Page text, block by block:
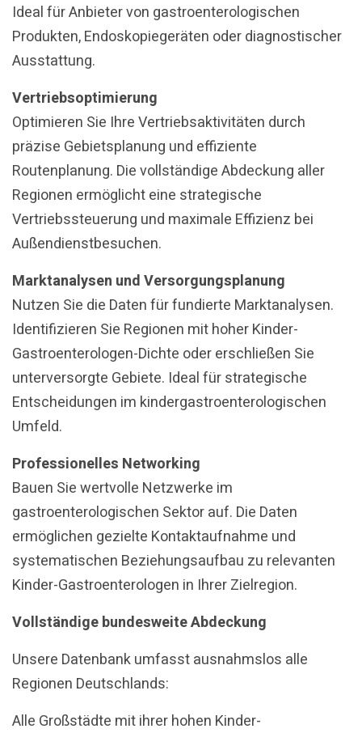
Ideal für Anbieter von gastroenterologischen
Produkten, Endoskopiegeräten oder diagnostischer
Ausstattung.
Vertriebsoptimierung
Optimieren Sie Ihre Vertriebsaktivitäten durch
präzise Gebietsplanung und effiziente
Routenplanung. Die vollständige Abdeckung aller
Regionen ermöglicht eine strategische
Vertriebssteuerung und maximale Effizienz bei
Außendienstbesuchen.
Marktanalysen und Versorgungsplanung
Nutzen Sie die Daten für fundierte Marktanalysen.
Identifizieren Sie Regionen mit hoher Kinder-
Gastroenterologen-Dichte oder erschließen Sie
unterversorgte Gebiete. Ideal für strategische
Entscheidungen im kindergastroenterologischen
Umfeld.
Professionelles Networking
Bauen Sie wertvolle Netzwerke im
gastroenterologischen Sektor auf. Die Daten
ermöglichen gezielte Kontaktaufnahme und
systematischen Beziehungsaufbau zu relevanten
Kinder-Gastroenterologen in Ihrer Zielregion.
Vollständige bundesweite Abdeckung
Unsere Datenbank umfasst ausnahmslos alle
Regionen Deutschlands:
Alle Großstädte mit ihrer hohen Kinder-